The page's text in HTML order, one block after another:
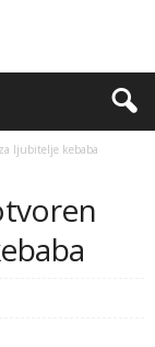
ljubitelje kebaba